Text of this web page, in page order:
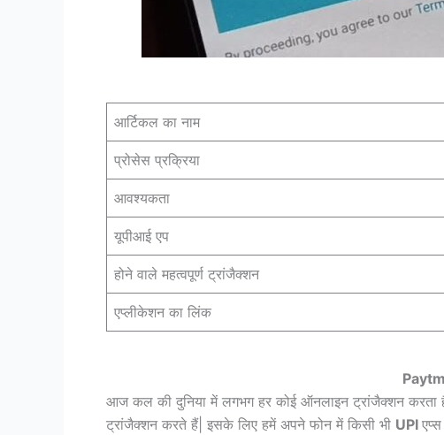
आर्टिकल का नाम
प्रोसेस प्रक्रिया
आवश्यकता
यूपीआई एप
होने वाले महत्वपूर्ण ट्रांजैक्शन
एप्लीकेशन का लिंक
आज कल की दुनिया में लगभग हर कोई ऑनलाइन ट्रांजैक्शन करता है-
ट्रांजैक्शन करते हैं| इसके लिए हमें अपने फोन में किसी भी UPI